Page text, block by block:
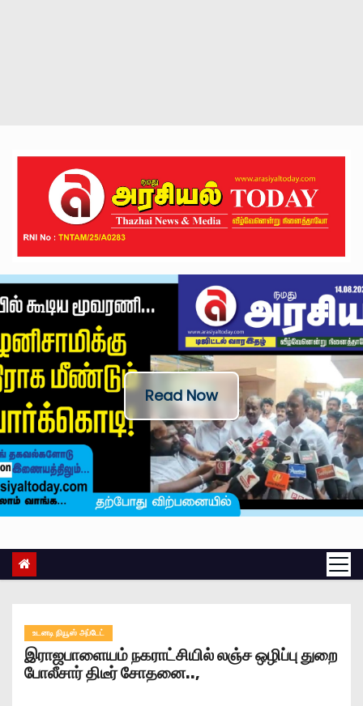
Read Now
உடனடி நியூஸ் அப்டேட்
இராஜபாளையம் நகராட்சியில் லஞ்ச ஒழிப்பு துறை
போலீசார் திடீர் சோதனை..,